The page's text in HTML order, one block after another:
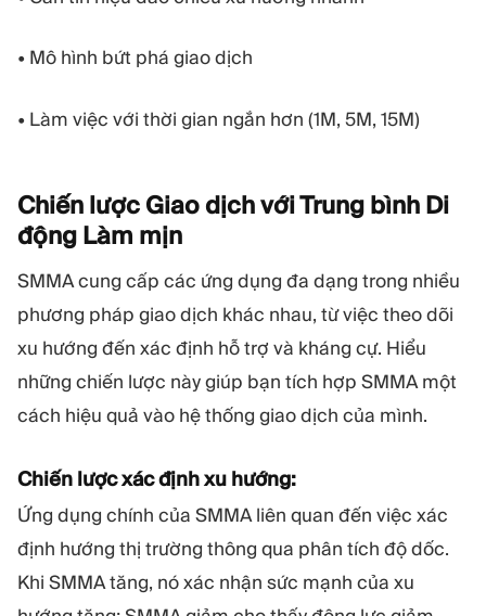
• Mô hình bứt phá giao dịch
• Làm việc với thời gian ngắn hơn (1M, 5M, 15M)
Chiến lược Giao dịch với Trung bình Di
động Làm mịn
SMMA cung cấp các ứng dụng đa dạng trong nhiều
phương pháp giao dịch khác nhau, từ việc theo dõi
xu hướng đến xác định hỗ trợ và kháng cự. Hiểu
những chiến lược này giúp bạn tích hợp SMMA một
cách hiệu quả vào hệ thống giao dịch của mình.
Chiến lược xác định xu hướng:
Ứng dụng chính của SMMA liên quan đến việc xác
định hướng thị trường thông qua phân tích độ dốc.
Khi SMMA tăng, nó xác nhận sức mạnh của xu